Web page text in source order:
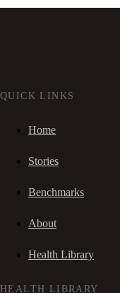
QUICK LINKS
Home
Stories
Benchmarks
About
Health Library
HEALTH LIBRARY